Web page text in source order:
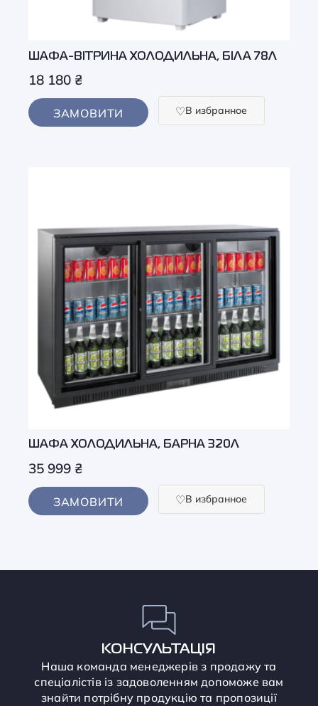
ШАФА-ВІТРИНА ХОЛОДИЛЬНА, БІЛА 78Л
18 180 ₴
ЗАМОВИТИ В избранное
ШАФА ХОЛОДИЛЬНА, БАРНА 320Л
35 999 ₴
ЗАМОВИТИ В избранное
КОНСУЛЬТАЦІЯ
Наша команда менеджерів з продажу та
спеціалістів із задоволенням допоможе вам
знайти потрібну продукцію та пропозиції